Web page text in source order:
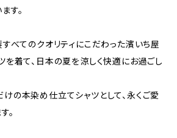
す。
すべてのクオリティにこだわった濱いち屋
を着て、日本の夏を涼しく快適にお過ごし
の本染め仕立てシャツとして、永くご愛
。